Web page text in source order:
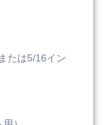
たは5/16イン